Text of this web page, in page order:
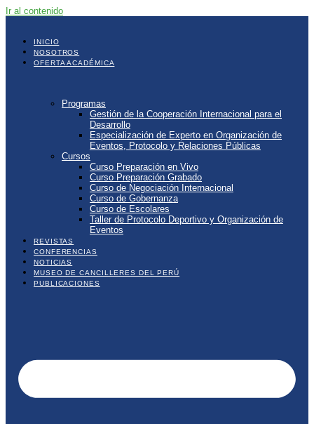
Ir al contenido
INICIO
NOSOTROS
OFERTA ACADÉMICA
Programas
Gestión de la Cooperación Internacional para el
Desarrollo
Especialización de Experto en Organización de
Eventos, Protocolo y Relaciones Públicas
Cursos
Curso Preparación en Vivo
Curso Preparación Grabado
Curso de Negociación Internacional
Curso de Gobernanza
Curso de Escolares
Taller de Protocolo Deportivo y Organización de
Eventos
REVISTAS
CONFERENCIAS
NOTICIAS
MUSEO DE CANCILLERES DEL PERÚ
PUBLICACIONES